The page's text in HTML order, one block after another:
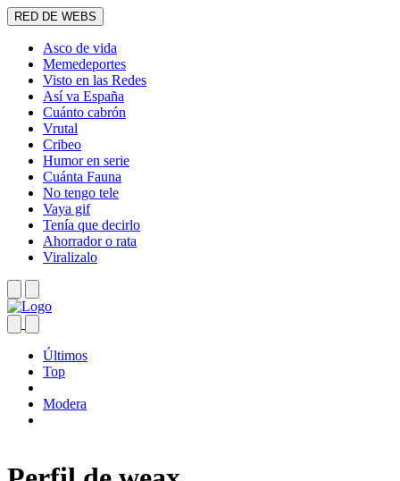
RED DE WEBS
Asco de vida
Memedeportes
Visto en las Redes
Así va España
Cuánto cabrón
Vrutal
Cribeo
Humor en serie
Cuánta Fauna
No tengo tele
Vaya gif
Tenía que decirlo
Ahorrador o rata
Viralizalo
Últimos
Top
Modera